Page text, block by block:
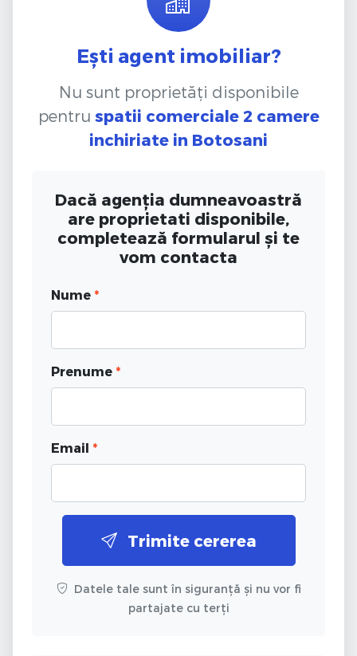
Ești agent imobiliar?
Nu sunt proprietăți disponibile
pentru spatii comerciale 2 camere
inchiriate in Botosani
Dacă agenția dumneavoastră
are proprietati disponibile,
completează formularul și te
vom contacta
Nume *
Prenume *
Email *
Trimite cererea
Datele tale sunt în siguranță și nu vor fi
partajate cu terți